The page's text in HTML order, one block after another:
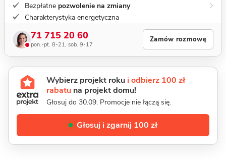
Bezpłatne pozwolenie na zmiany
Charakterystyka energetyczna
71 715 20 60
pon.-pt. 8-21, sob. 9-17
Zamów rozmowę
Wybierz projekt roku i odbierz 100 zł
rabatu na projekt domu!
Głosuj do 30.09. Promocje nie łączą się.
Głosuj i zgarnij 100 zł